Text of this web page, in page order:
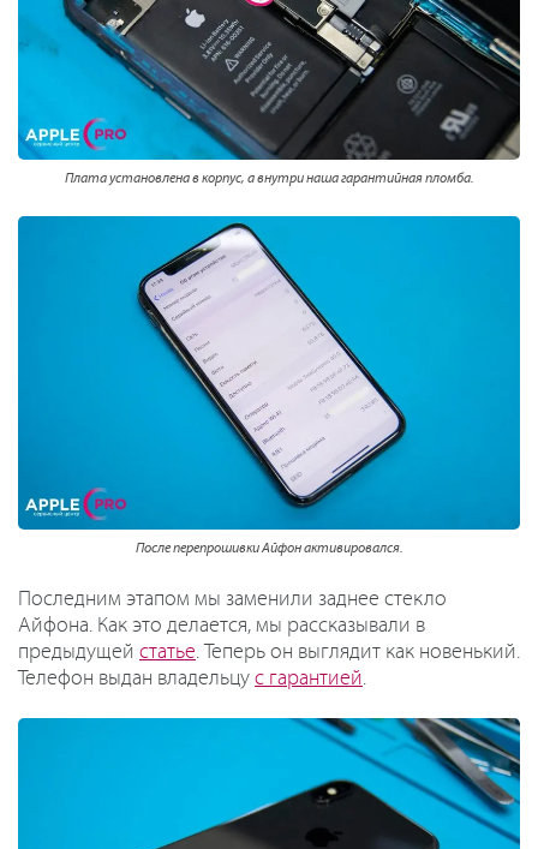
Плата установлена в корпус, а внутри наша гарантийная пломба.
После перепрошивки Айфон активировался.
Последним этапом мы заменили заднее стекло
Айфона. Как это делается, мы рассказывали в
предыдущей статье. Теперь он выглядит как новенький.
Телефон выдан владельцу с гарантией.